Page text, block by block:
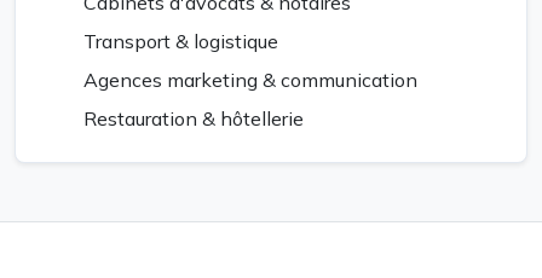
Transport & logistique
Agences marketing & communication
Restauration & hôtellerie